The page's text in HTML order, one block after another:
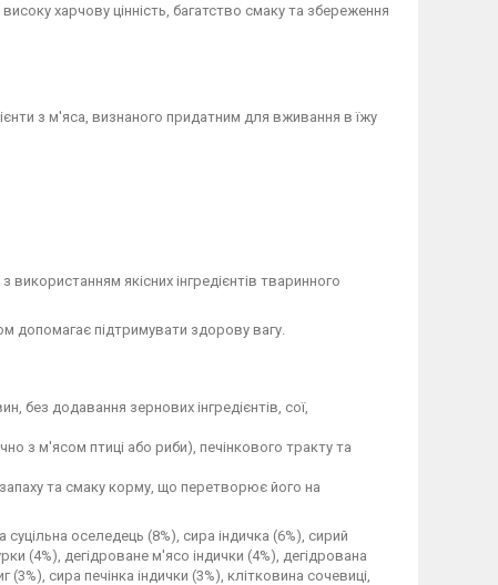
харчову цінність, багатство смаку та збереження
з м'яса, визнаного придатним для вживання в їжу
якісних інгредієнтів тваринного
допомагає підтримувати здорову вагу.
без додавання зернових інгредієнтів, сої,
з м'ясом птиці або риби), печінкового тракту та
та смаку корму, що перетворює його на
оселедець (8%), сира індичка (6%), сирий
(4%), дегідроване м'ясо індички (4%), дегідрована
сира печінка індички (3%), клітковина сочевиці,